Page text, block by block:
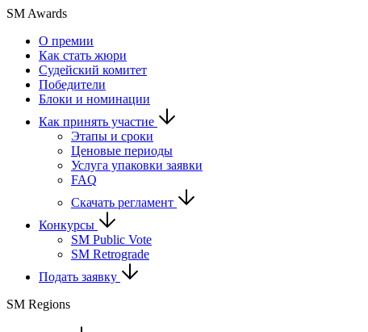
SM Awards
О премии
Как стать жюри
Судейский комитет
Победители
Блоки и номинации
Как принять участие
Этапы и сроки
Ценовые периоды
Услуга упаковки заявки
FAQ
Скачать регламент
Конкурсы
SM Public Vote
SM Retrograde
Подать заявку
SM Regions